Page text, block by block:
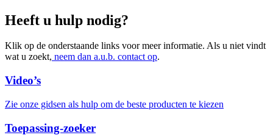
Heeft u hulp nodig?
Klik op de onderstaande links voor meer informatie. Als u niet vindt
wat u zoekt, neem dan a.u.b. contact op.
Video’s
Zie onze gidsen als hulp om de beste producten te kiezen
Toepassing-zoeker